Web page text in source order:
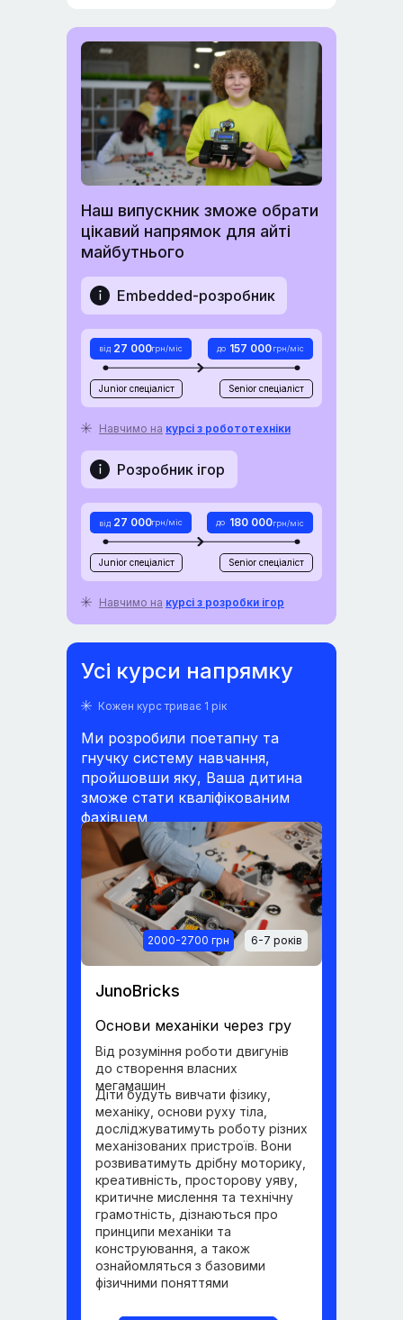
Навчимо на курсі з робототехніки
Наш випускник зможе обрати
цікавий напрямок для айті
майбутнього
Embedded-розробник
Розробник ігор
від до 157 000 грн/міс
27 000грн/міс
Junior спеціаліст Senior спеціаліст
до 180 000грн/міс
Навчимо на курсі з розробки ігор
від 27 000грн/міс
Junior спеціаліст Senior спеціаліст
Усі курси напрямку
Ми розробили поетапну та
гнучку систему навчання,
пройшовши яку, Ваша дитина
зможе стати кваліфікованим
фахівцем
Кожен курс триває 1 рік
JunoBricks
2000-2700 грн
Основи механіки через гру
Від розуміння роботи двигунів
до створення власних
мегамашин
6-7 років
Діти будуть вивчати фізику,
механіку, основи руху тіла,
досліджуватимуть роботу різних
механізованих пристроїв. Вони
розвиватимуть дрібну моторику,
креативність, просторову уяву,
критичне мислення та технічну
грамотність, дізнаються про
принципи механіки та
конструювання, а також
ознайомляться з базовими
фізичними поняттями